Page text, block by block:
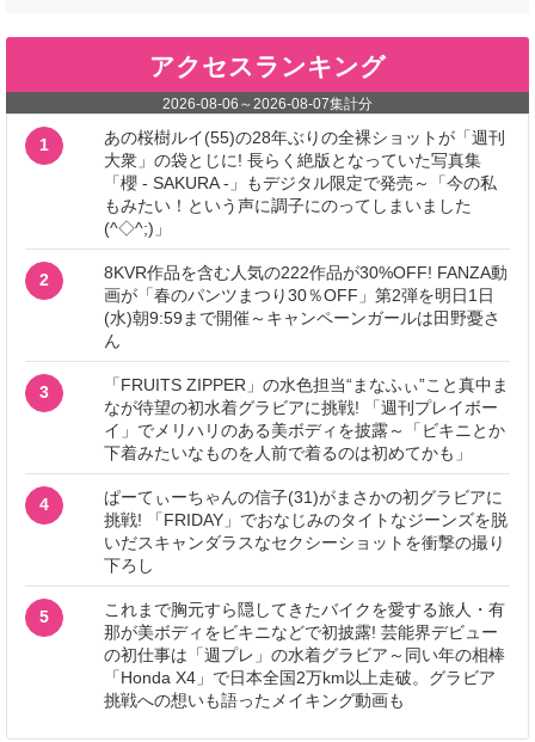
アクセスランキング
2026-08-06 ～2026-08-07集計分
1
あの桜樹ルイ(55)の28年ぶりの全裸ショットが「週刊
大衆」の袋とじに! 長らく絶版となっていた写真集
「櫻 - SAKURA -」もデジタル限定で発売～「今の私
もみたい！という声に調子にのってしまいました
(^◇^;)」
2
8KVR作品を含む人気の222作品が30%OFF! FANZA動
画が「春のパンツまつり30％OFF」第2弾を明日1日
(水)朝9:59まで開催～キャンペーンガールは田野憂さ
ん
3
「FRUITS ZIPPER」の水色担当“まなふぃ”こと真中ま
なが待望の初水着グラビアに挑戦! 「週刊プレイボー
イ」でメリハリのある美ボディを披露～「ビキニとか
下着みたいなものを人前で着るのは初めてかも」
4
ぱーてぃーちゃんの信子(31)がまさかの初グラビアに
挑戦! 「FRIDAY」でおなじみのタイトなジーンズを脱
いだスキャンダラスなセクシーショットを衝撃の撮り
下ろし
5
これまで胸元すら隠してきたバイクを愛する旅人・有
那が美ボディをビキニなどで初披露! 芸能界デビュー
の初仕事は「週プレ」の水着グラビア～同い年の相棒
「Honda X4」で日本全国2万km以上走破。グラビア
挑戦への想いも語ったメイキング動画も